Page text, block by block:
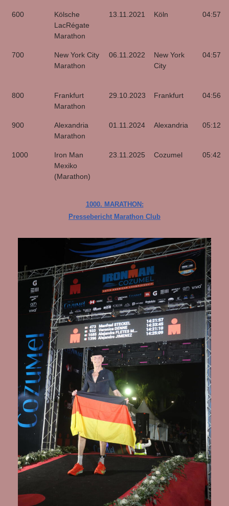
600
Kölsche
LacRégate
Marathon
13.11.2021 Köln
700
New York City
Marathon
06.11.2022
New York
City
800
Frankfurt
Marathon
29.10.2023 Frankfurt
900
Alexandria
Marathon
01.11.2024 Alexandria
1000
Iron Man
Mexiko
(Marathon)
23.11.2025 Cozumel
1000. MARATHON:
Pressebericht Marathon Club